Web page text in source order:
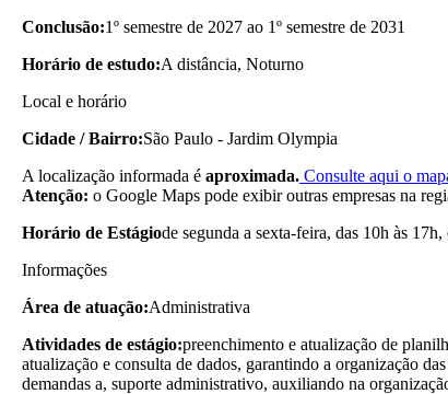
Conclusão:1º semestre de 2027 ao 1º semestre de 2031
Horário de estudo:A distância, Noturno
Local e horário
Cidade / Bairro:São Paulo - Jardim Olympia
A localização informada é aproximada. Consulte aqui o
Atenção: o Google Maps pode exibir outras empresas na
Horário de Estágiode segunda a sexta-feira, das 10h às
Informações
Área de atuação:Administrativa
Atividades de estágio:preenchimento e atualização de
atualização e consulta de dados, garantindo a organização
demandas a, suporte administrativo, auxiliando na